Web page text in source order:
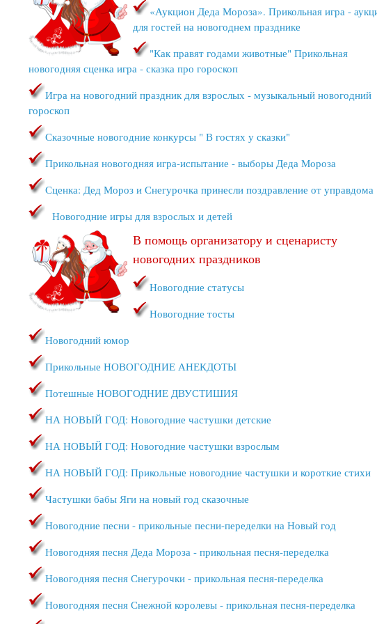
«Аукцион Деда Мороза». Прикольная игра -
для гостей на новогоднем празднике
"Как правят годами животные" Прикольная
новогодняя сценка игра - сказка про гороскоп
Игра на новогодний праздник для взрослых - музыкальный новогодний
гороскоп
Сказочные новогодние конкурсы " В гостях у сказки"
Прикольная новогодняя игра-испытание - выборы Деда Мороза
Сценка: Дед Мороз и Снегурочка принесли поздравление от управдома
Новогодние игры для взрослых и детей
В помощь организатору и сценаристу
новогодних праздников
Новогодние статусы
Новогодние тосты
Новогодний юмор
Прикольные НОВОГОДНИЕ АНЕКДОТЫ
Потешные НОВОГОДНИЕ ДВУСТИШИЯ
НА НОВЫЙ ГОД: Новогодние частушки детские
НА НОВЫЙ ГОД: Новогодние частушки взрослым
НА НОВЫЙ ГОД: Прикольные новогодние частушки и короткие стихи
Частушки бабы Яги на новый год сказочные
Новогодние песни - прикольные песни-переделки на Новый год
Новогодняя песня Деда Мороза - прикольная песня-переделка
Новогодняя песня Снегурочки - прикольная песня-переделка
Новогодняя песня Снежной королевы - прикольная песня-переделка